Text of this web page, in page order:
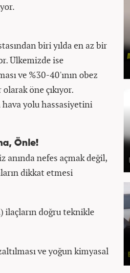
biri yılda en az bir
Ülkemizde ise
ve %30-40'ının obez
öne çıkıyor.
hava yolu hassasiyetini
Önle!
anında nefes açmak değil,
dikkat etmesi
ilaçların doğru teknikle
ve yoğun kimyasal